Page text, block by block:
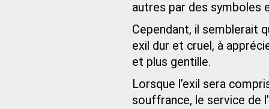
autres par des symboles
Cependant, il semblerait
exil dur et cruel, à
et plus gentille.
Lorsque l’exil sera
souffrance, le service de